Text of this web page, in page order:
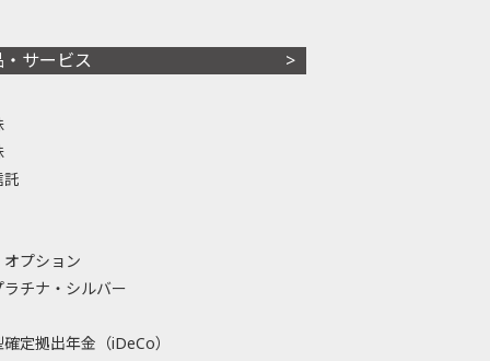
・サービス
託
プション
ラチナ・シルバー
定拠出年金（iDeCo）